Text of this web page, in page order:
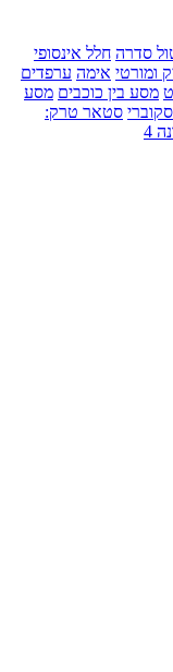
סדרה חלל אינסופי
ומורטי אימה ערפדים
מסע בין כוכבים מסע
סטאר טרק:
4